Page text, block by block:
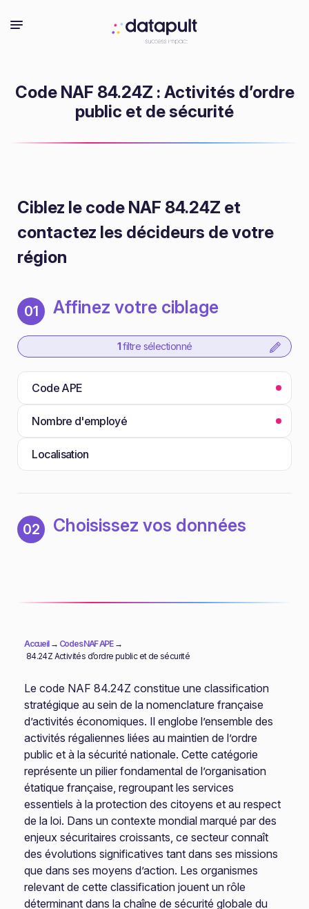
Code NAF 84.24Z : Activités d’ordre
public et de sécurité
Ciblez le code NAF 84.24Z et
contactez les décideurs de votre
région
01 Affinez votre ciblage
1 filtre sélectionné
Code APE
Nombre d'employé
Localisation
02 Choisissez vos données
Accueil→ Codes NAF APE→
84.24Z Activités d’ordre public et de sécurité
Le code NAF 84.24Z constitue une classification
stratégique au sein de la nomenclature française
d’activités économiques. Il englobe l’ensemble des
activités régaliennes liées au maintien de l’ordre
public et à la sécurité nationale. Cette catégorie
représente un pilier fondamental de l’organisation
étatique française, regroupant les services
essentiels à la protection des citoyens et au respect
de la loi. Dans un contexte mondial marqué par des
enjeux sécuritaires croissants, ce secteur connaît
des évolutions significatives tant dans ses missions
que dans ses moyens d’action. Les organismes
relevant de cette classification jouent un rôle
déterminant dans la chaîne de sécurité globale du